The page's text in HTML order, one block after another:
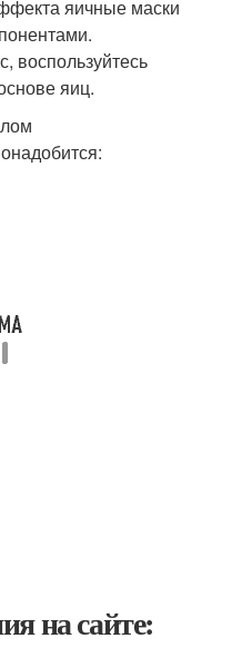
яичные маски
воспользуйтесь
яиц.
на сайте: